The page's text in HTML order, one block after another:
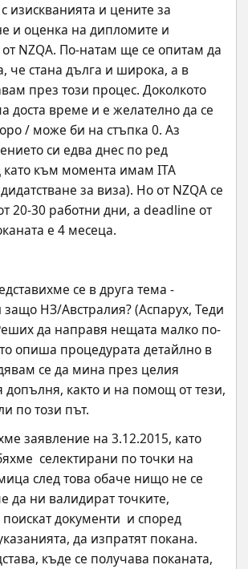
изискванията и цените за
и оценка на дипломите и
NZQA. По-натам ще се опитам да
че стана дълга и широка, а в
през този процес. Доколкото
доста време и е желателно да се
/ може би на стъпка 0. Аз
си едва днес по ред
като към момента имам ITA
за виза). Но от NZQA се
20-30 работни дни, а deadline от
е 4 месеца.
се в друга тема -
защо НЗ/Австралия? (Аспарух, Теди
да направя нещата малко по-
опиша процедурата детайлно в
се да мина през целия
допълня, както и на помощ от тези,
по този път.
заявление на 3.12.2015, като
селектирани по точки на
след това обаче нищо не се
да ни валидират точките,
документи  и според
да изпратят покана.
къде се получава поканата,